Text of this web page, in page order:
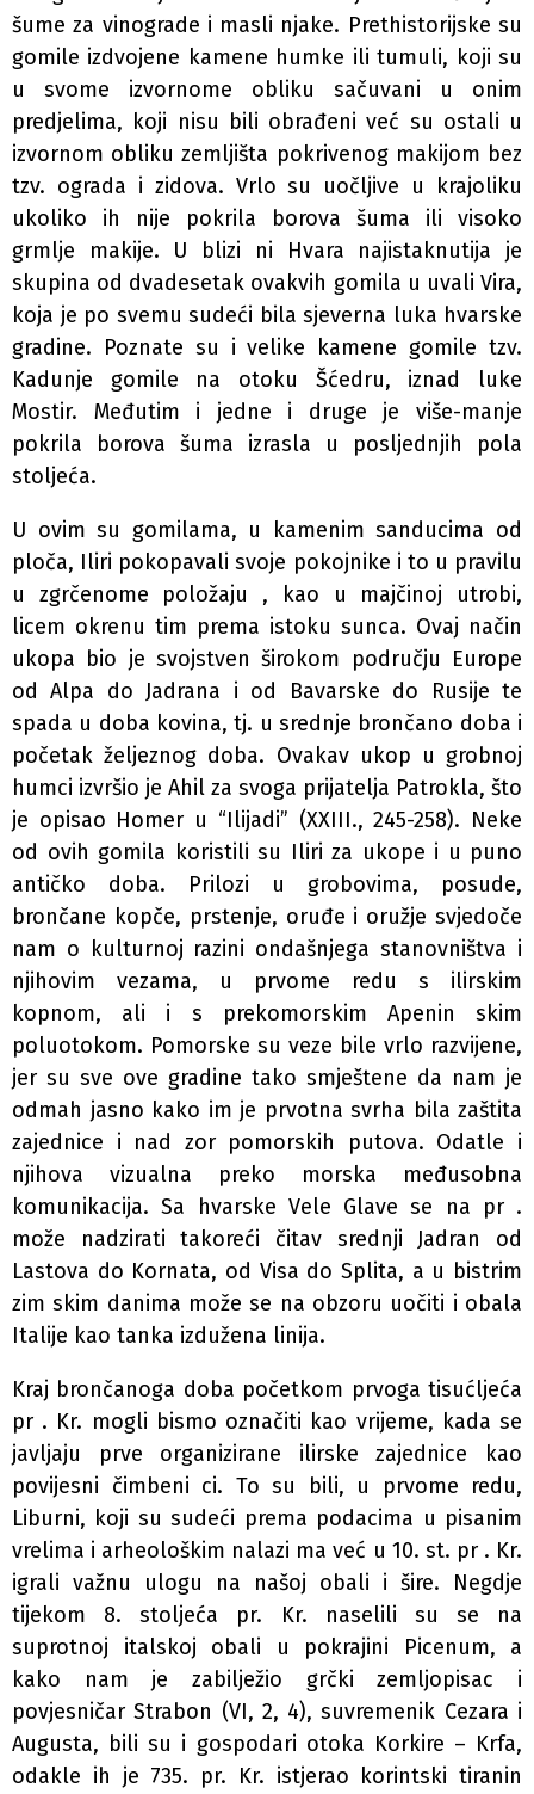
šume za vinograde i masli­ njake. Prethistorijske su
gomile izdvojene kamene humke ili tumuli, koji su
u svome izvornome obliku sačuvani u onim
predjelima, koji nisu bili obrađeni već su ostali u
izvornom obliku zemljišta pokrivenog makijom bez
tzv. ograda i zidova. Vrlo su uočljive u krajoliku
ukoliko ih nije pokrila borova šuma ili visoko
grmlje makije. U blizi­ ni Hvara najistaknutija je
skupina od dvadesetak ovakvih gomila u uvali Vira,
koja je po svemu sudeći bila sjeverna luka hvarske
gradine. Poznate su i velike kamene gomile tzv.
Kadunje gomile na otoku Šćedru, iznad luke
Mostir. Međutim i jedne i druge je više-manje
pokrila borova šuma izrasla u posljednjih pola
stoljeća.
U ovim su gomilama, u kamenim sanducima od
ploča, Iliri pokopavali svoje pokojnike i to u pravilu
u zgrčenome položaju , kao u majčinoj utrobi,
licem okrenu­ tim prema istoku sunca. Ovaj način
ukopa bio je svojstven širokom području Europe
od Alpa do Jadrana i od Bavarske do Rusije te
spada u doba kovina, tj. u srednje brončano doba i
početak željeznog doba. Ovakav ukop u grobnoj
humci izvršio je Ahil za svoga prijatelja Patrokla, što
je opisao Homer u “Ilijadi” (XXIII., 245-258). Neke
od ovih gomila koristili su Iliri za ukope i u puno
antičko doba. Prilozi u grobovima, posude,
brončane kopče, prstenje, oruđe i oružje svjedoče
nam o kulturnoj razini ondašnjega stanovništva i
njihovim vezama, u prvome redu s ilirskim
kopnom, ali i s prekomorskim Apenin­ skim
poluotokom. Pomorske su veze bile vrlo razvijene,
jer su sve ove gradine tako smještene da nam je
odmah jasno kako im je prvotna svrha bila zaštita
zajednice i nad­ zor pomorskih putova. Odatle i
njihova vizualna preko­ morska međusobna
komunikacija. Sa hvarske Vele Glave se na pr .
može nadzirati takoreći čitav srednji Jadran od
Lastova do Kornata, od Visa do Splita, a u bistrim
zim­ skim danima može se na obzoru uočiti i obala
Italije kao tanka izdužena linija.
Kraj brončanoga doba početkom prvoga tisućljeća
pr . Kr. mogli bismo označiti kao vrijeme, kada se
javljaju prve organizirane ilirske zajednice kao
povijesni čimbeni­ ci. To su bili, u prvome redu,
Liburni, koji su sudeći prema podacima u pisanim
vrelima i arheološkim nalazi­ ma već u 10. st. pr . Kr.
igrali važnu ulogu na našoj obali i šire. Negdje
tijekom 8. stoljeća pr. Kr. naselili su se na
suprotnoj italskoj obali u pokrajini Picenum, a
kako nam je zabilježio grčki zemljopisac i
povjesničar Strabon (VI, 2, 4), suvremenik Cezara i
Augusta, bili su i gospodari otoka Korkire – Krfa,
odakle ih je 735. pr. Kr. istjerao korintski tiranin